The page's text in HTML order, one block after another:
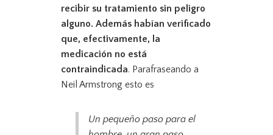
recibir su tratamiento sin peligro
alguno. Además habían verificado
que, efectivamente, la
medicación no está
contraindicada. Parafraseando a
Neil Armstrong esto es
Un pequeño paso para el